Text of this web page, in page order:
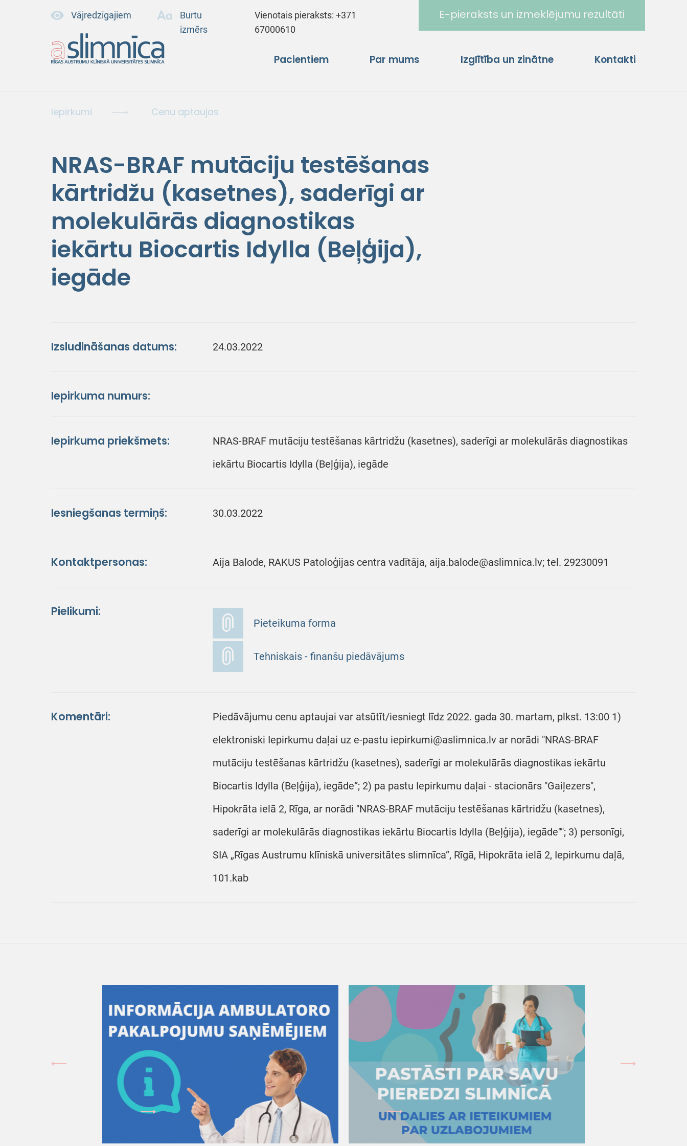
Vājredzīgajiem
Burtu
izmērs
Vienotais pieraksts:+371
67000610
E-pieraksts un izmeklējumu rezultāti
Pacientiem Par mums Izglītība un zinātne Kontakti
Iepirkumi Cenu aptaujas
NRAS-BRAF mutāciju testēšanas
kārtridžu (kasetnes), saderīgi ar
molekulārās diagnostikas
iekārtu Biocartis Idylla (Beļģija),
iegāde
Izsludināšanas datums: 24.03.2022
Iepirkuma numurs:
Iepirkuma priekšmets:
NRAS-BRAF mutāciju testēšanas kārtridžu (kasetnes), saderīgi ar molekulārās diagnostikas
iekārtu Biocartis Idylla (Beļģija), iegāde
Iesniegšanas termiņš: 30.03.2022
Kontaktpersonas: Aija Balode, RAKUS Patoloģijas centra vadītāja, aija.balode@aslimnica.lv; tel. 29230091
Pielikumi:
Pieteikuma forma
Tehniskais - finanšu piedāvājums
Komentāri:
Piedāvājumu cenu aptaujai var atsūtīt/iesniegt līdz 2022. gada 30. martam, plkst. 13:00 1)
elektroniski Iepirkumu daļai uz e-pastu iepirkumi@aslimnica.lv ar norādi "NRAS-BRAF
mutāciju testēšanas kārtridžu (kasetnes), saderīgi ar molekulārās diagnostikas iekārtu
Biocartis Idylla (Beļģija), iegāde”; 2) pa pastu Iepirkumu daļai - stacionārs "Gaiļezers",
Hipokrāta ielā 2, Rīga, ar norādi "NRAS-BRAF mutāciju testēšanas kārtridžu (kasetnes),
saderīgi ar molekulārās diagnostikas iekārtu Biocartis Idylla (Beļģija), iegāde""; 3) personīgi,
SIA „Rīgas Austrumu klīniskā universitātes slimnīca”, Rīgā, Hipokrāta ielā 2, Iepirkumu daļā,
101.kab